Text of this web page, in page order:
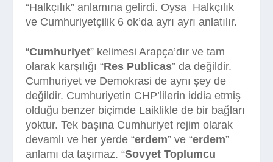
“Halkçılık” anlamına gelirdi. Oysa Halkçılık
ve Cumhuriyetçilik 6 ok’da ayrı ayrı anlatılır.
“Cumhuriyet” kelimesi Arapça’dır ve tam
olarak karşılığı “Res Publicas” da değildir.
Cumhuriyet ve Demokrasi de aynı şey de
değildir. Cumhuriyetin CHP’lilerin iddia etmiş
olduğu benzer biçimde Laiklikle de bir bağları
yoktur. Tek başına Cumhuriyet rejim olarak
devamlı ve her yerde “erdem” ve “erdem”
anlamı da taşımaz. “Sovyet Toplumcu